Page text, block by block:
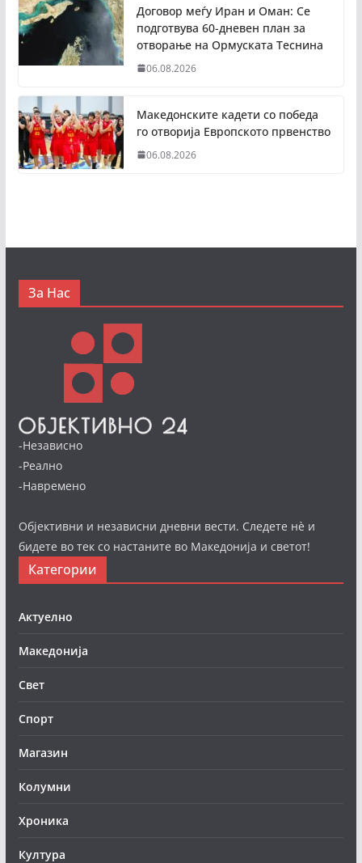
Договор меѓу Иран и Оман: Се
подготвува 60-дневен план за
отворање на Ормуската Теснина
06.08.2026
Македонските кадети со победа
го отворија Европското првенство
06.08.2026
За Нас
-Независно
-Реално
-Навремено
Објективни и независни дневни вести. Следете нè и
бидете во тек со настаните во Македонија и светот!
Категории
Актуелно
Македонија
Свет
Спорт
Магазин
Колумни
Хроника
Култура